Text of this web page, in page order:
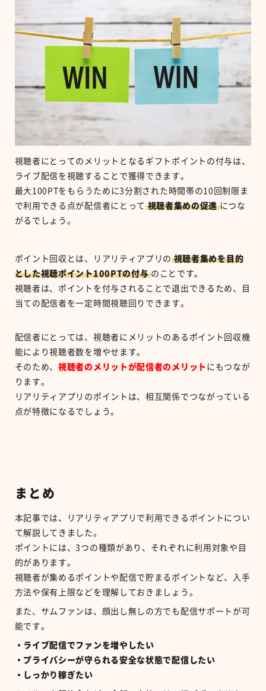
視聴者にとってのメリットとなるギフトポイントの付与は、
ライブ配信を視聴することで獲得できます。
最大 100PTをもらうために 3分割された時間帯の10 回制限ま
で利用できる点が配信者にとって 視聴者集めの促進 につな
がるでしょう。
ポイント回収とは、リアリティアプリの 視聴者集めを目的
とした視聴ポイント100PTの付与 のことです。
視聴者は、ポイントを付与されることで退出できるため、目
当ての配信者を一定時間視聴回りできます。
配信者にとっては、視聴者にメリットのあるポイント回収機
能により視聴者数を増やせます。
そのため、視聴者のメリットが配信者のメリット にもつなが
ります。
リアリティアプリのポイントは、相互関係でつながっている
点が特徴になるでしょう。
まとめ
本記事では、リアリティアプリで利用できるポイントについ
て解説してきました。
ポイントには、 3 つの種類があり、それぞれに利用対象や目
的があります。
視聴者が集めるポイントや配信で貯まるポイントなど、入手
方法や保有上限などを理解しておきましょう。
また、サムファンは、顔出し無しの方でも配信サポートが可
能です。
・ライブ配信でファンを増やしたい
・プライバシーが守られる安全な状態で配信したい
・しっかり稼ぎたい